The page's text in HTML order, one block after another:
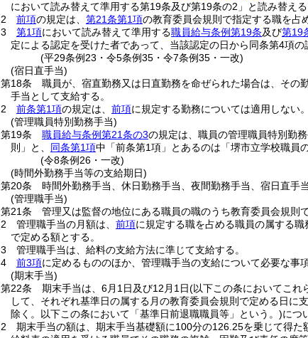
において読み替えて準用する第19条及び第19条の2」と読み替える
2
前項の規定は、 第21条第1項の教育委員会規則で指定する職を占
3
第1項において読み替えて準用する職員給与条例第19条及び第19
定による認定を受けた者であって、当該認定の日から同条第4項
(平29条例23・令5条例35・令7条例35・一改)
(宿日直手当)
第18条
職員が、宿直勤務又は日直勤務を命ぜられた場合は、そ
手当として支給する。
2
前条第1項の規定は、 前項に規定する勤務については適用しない。
(管理職員特別勤務手当)
第19条
職員給与条例第21条の3の規定は、職員の管理職員特別勤
則」と、 同条第1項中「前条第1項」とあるのは「堺市立学校職員
(令8条例26・一改)
(時間外勤務手当等の支給期日)
第20条
時間外勤務手当、休日勤務手当、夜間勤務手当、宿日直手
(管理職手当)
第21条
管理又は監督の地位にある職員の職のうち教育委員会規則
2
管理職手当の月額は、 前項に規定する職を占める職員の属する
で定める額とする。
3
管理職手当は、給料の支給方法に準じて支給する。
4
前3項に定めるもののほか、管理職手当の支給について必要な事
(期末手当)
第22条
期末手当は、6月1日及び12月1日(以下この条においてこれ
して、それぞれ基準日の属する月の教育委員会規則で定める日に支
除く。以下この条において「基準日前退職職員等」という。)につ
2
期末手当の額は、期末手当基礎額に100分の126.25を乗じて得た